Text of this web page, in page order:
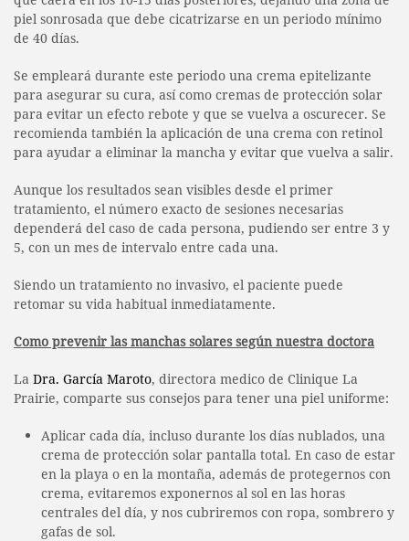
piel sonrosada que debe cicatrizarse en un periodo mínimo
de 40 días.
Se empleará durante este periodo una crema epitelizante
para asegurar su cura, así como cremas de protección solar
para evitar un efecto rebote y que se vuelva a oscurecer. Se
recomienda también la aplicación de una crema con retinol
para ayudar a eliminar la mancha y evitar que vuelva a salir.
Aunque los resultados sean visibles desde el primer
tratamiento, el número exacto de sesiones necesarias
dependerá del caso de cada persona, pudiendo ser entre 3 y
5, con un mes de intervalo entre cada una.
Siendo un tratamiento no invasivo, el paciente puede
retomar su vida habitual inmediatamente.
Como prevenir las manchas solares según nuestra doctora
La Dra. García Maroto, directora medico de Clinique La
Prairie, comparte sus consejos para tener una piel uniforme:
Aplicar cada día, incluso durante los días nublados, una
crema de protección solar pantalla total. En caso de estar
en la playa o en la montaña, además de protegernos con
crema, evitaremos exponernos al sol en las horas
centrales del día, y nos cubriremos con ropa, sombrero y
gafas de sol.